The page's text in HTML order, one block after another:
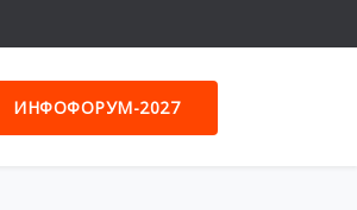
ИНФОФОРУМ-2027